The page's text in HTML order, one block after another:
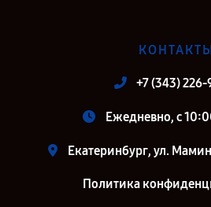
+7 (343)
Ежедневно, с
Екатеринбург, ул.
Политика